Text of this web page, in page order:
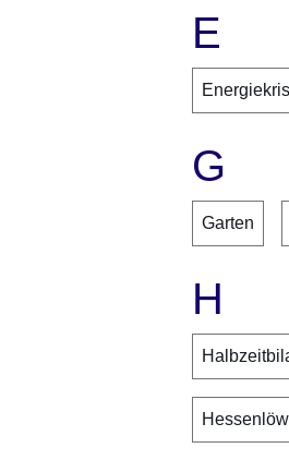
E
G
Garten
H